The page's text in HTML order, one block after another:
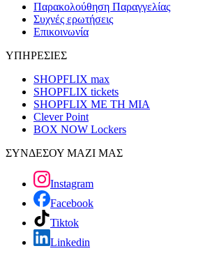
Παρακολούθηση Παραγγελίας
Συχνές ερωτήσεις
Επικοινωνία
ΥΠΗΡΕΣΙΕΣ
SHOPFLIX max
SHOPFLIX tickets
SHOPFLIX ΜΕ ΤΗ ΜΙΑ
Clever Point
BOX NOW Lockers
ΣΥΝΔΕΣΟΥ ΜΑΖΙ ΜΑΣ
Instagram
Facebook
Tiktok
Linkedin